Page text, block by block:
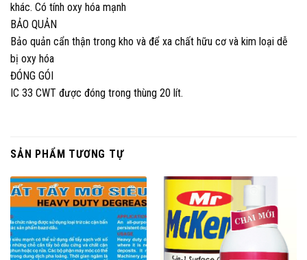
khác. Có tính oxy hóa mạnh
BẢO QUẢN
Bảo quản cẩn thận trong kho và để xa chất hữu cơ và kim loại dễ
bị oxy hóa
ĐÓNG GÓI
IC 33 CWT được đóng trong thùng 20 lít.
SẢN PHẨM TƯƠNG TỰ